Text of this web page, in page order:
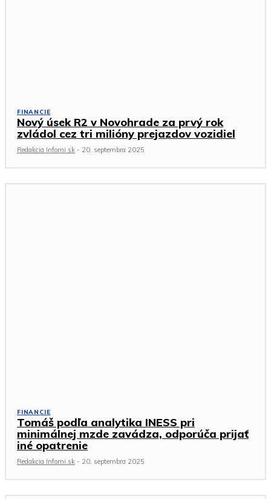
FINANCIE
Nový úsek R2 v Novohrade za prvý rok
zvládol cez tri milióny prejazdov vozidiel
Redakcia Infomi.sk - 20. septembra 2025
FINANCIE
Tomáš podľa analytika INESS pri
minimálnej mzde zavádza, odporúča prijať
iné opatrenie
Redakcia Infomi.sk - 20. septembra 2025